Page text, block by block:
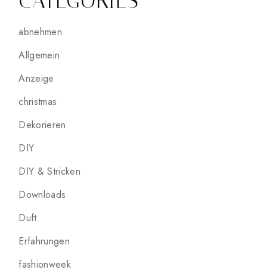
abnehmen
Allgemein
Anzeige
christmas
Dekorieren
DIY
DIY & Stricken
Downloads
Duft
Erfahrungen
fashionweek